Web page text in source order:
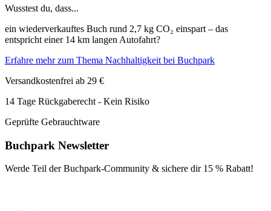
Wusstest du, dass...
ein wiederverkauftes Buch rund 2,7 kg CO₂ einspart – das
entspricht einer 14 km langen Autofahrt?
Erfahre mehr zum Thema Nachhaltigkeit bei Buchpark
Versandkostenfrei ab 29 €
14 Tage Rückgaberecht - Kein Risiko
Geprüfte Gebrauchtware
Buchpark Newsletter
Werde Teil der Buchpark-Community & sichere dir 15 % Rabatt!